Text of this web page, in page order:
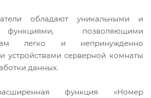
обладают уникальными и
позволяющими
легко и непринужденно
устройствами серверной комнаты
данных.
функция «Номер